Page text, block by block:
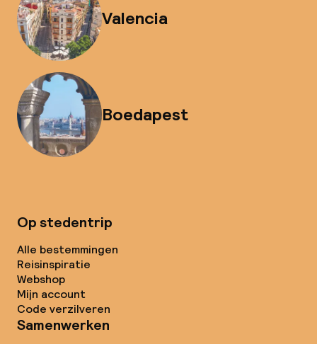
Valencia
Boedapest
Op stedentrip
Alle bestemmingen
Reisinspiratie
Webshop
Mijn account
Code verzilveren
Samenwerken